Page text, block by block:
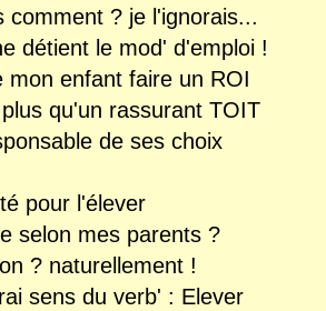
comment ? je l'ignorais...
détient le mod' d'emploi !
mon enfant faire un ROI
qu'un rassurant TOIT
de ses choix
pour l'élever
selon mes parents ?
? naturellement !
sens du verb' : Elever